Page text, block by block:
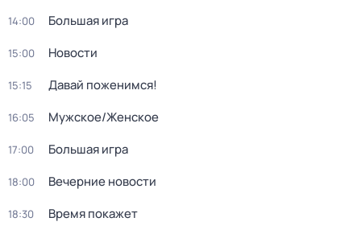
14:00 Большая игра
15:00 Новости
15:15 Давай поженимся!
16:05 Мужское/Женское
17:00 Большая игра
18:00 Вечерние новости
18:30 Время покажет